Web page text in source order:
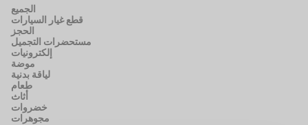
الجميع
قطع غيار السيارات
الحجز
مستحضرات التجميل
إلكترونيات
موضة
لياقة بدنية
طعام
أثاث
خضروات
مجوهرات